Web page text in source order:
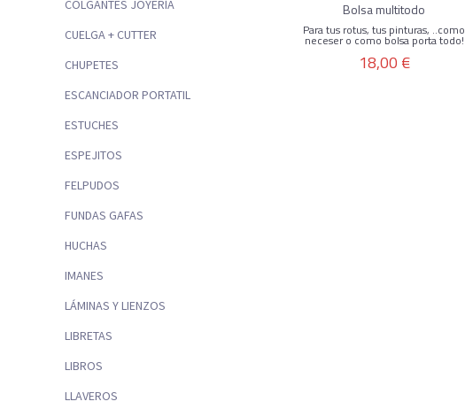
COLGANTES JOYERÍA
CUELGA + CUTTER
CHUPETES
ESCANCIADOR PORTATIL
ESTUCHES
ESPEJITOS
FELPUDOS
FUNDAS GAFAS
HUCHAS
IMANES
LÁMINAS Y LIENZOS
LIBRETAS
LIBROS
LLAVEROS
Bolsa multitodo
Para tus rotus, tus pinturas, ..como
neceser o como bolsa porta todo!
18,00 €